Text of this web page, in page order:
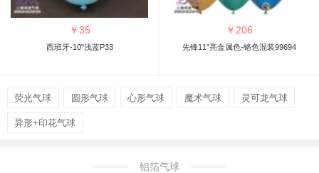
￥35
西班牙-10"浅蓝P33
￥206
先锋11"亮金属色-铬色混装99694
荧光气球 圆形气球 心形气球 魔术气球 灵可龙气球
异形+印花气球
铝箔气球